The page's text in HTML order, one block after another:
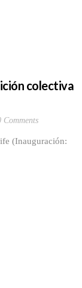
colectiva
Comments
(Inauguración: